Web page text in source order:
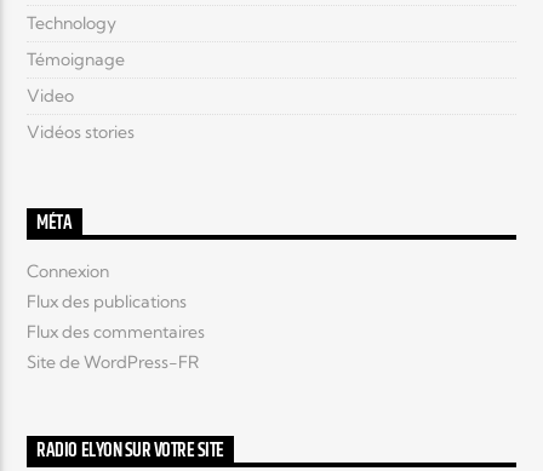
Technology
Témoignage
Video
Vidéos stories
MÉTA
Connexion
Flux des publications
Flux des commentaires
Site de WordPress-FR
RADIO ELYON SUR VOTRE SITE